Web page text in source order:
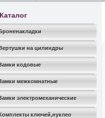
Каталог
на цилиндры
кодовые
межкомнатные
электромеханические
ключей,нуклео